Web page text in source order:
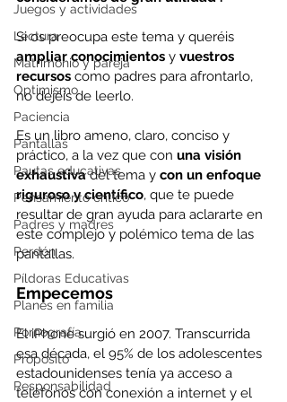
Juegos y actividades
Lectura
Matrimonio y pareja
Optimismo
Paciencia
Pantallas
Pautas educativas
Pensamiento crítico
Padres y madres
Perdón
Píldoras Educativas
Planes en familia
Pornografía
Propósito
Responsabilidad
Si os preocupa este tema y queréis
ampliar conocimientos y vuestros
recursos como padres para afrontarlo,
no dejéis de leerlo.
Es un libro ameno, claro, conciso y
práctico, a la vez que con una visión
exhaustiva del tema y con un enfoque
riguroso y científico, que te puede
resultar de gran ayuda para aclararte en
este complejo y polémico tema de las
pantallas.
Empecemos
El iPhone surgió en 2007. Transcurrida
esa década, el 95% de los adolescentes
estadounidenses tenía ya acceso a
teléfonos con conexión a internet y el